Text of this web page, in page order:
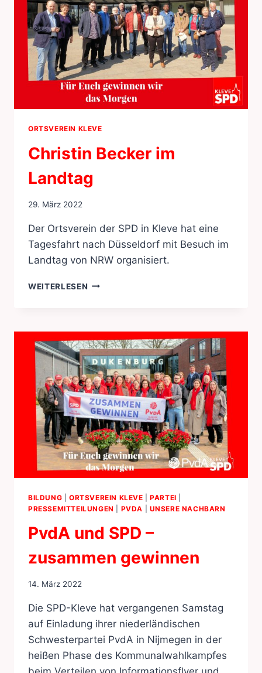
ORTSVEREIN KLEVE
Christin Becker im
Landtag
29. März 2022
Der Ortsverein der SPD in Kleve hat eine
Tagesfahrt nach Düsseldorf mit Besuch im
Landtag von NRW organisiert.
WEITERLESEN CHRISTIN
BILDUNG ORTSVEREIN KLEVE |PARTEI
PRESSEMITTEILUNGEN
PVDA UNSERE NACHBARN
PvdA und SPD –
zusammen gewinnen
14. März 2022
Die SPD-Kleve hat vergangenen Samstag
auf Einladung ihrer niederländischen
Schwesterpartei PvdA in Nijmegen in der
heißen Phase des Kommunalwahlkampfes